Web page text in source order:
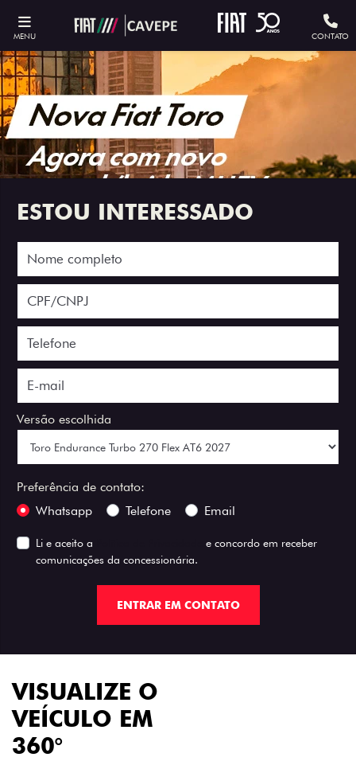
MENU CONTATO
ESTOU INTERESSADO
Versão escolhida
Preferência de contato:
Whatsapp
Telefone Email
Li e aceito a
e concordo em receber
comunicações da concessionária.
ENTRAR EM CONTATO
VISUALIZE O
VEÍCULO EM
360°